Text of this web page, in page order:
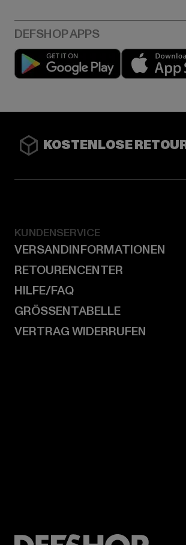
Play market
KOSTENLOSE
KUNDENSERVICE
VERSANDINFORMATIONEN
RETOURENCENTER
HILFE/FAQ
GRÖSSENTABELLE
VERTRAG WIDERRUFEN